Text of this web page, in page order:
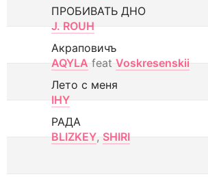
ПРОБИВАТЬ ДНО
J. ROUH
Акраповичъ
AQYLA feat Voskresenskii
Лето с меня
IHY
РАДА
BLIZKEY, SHIRI